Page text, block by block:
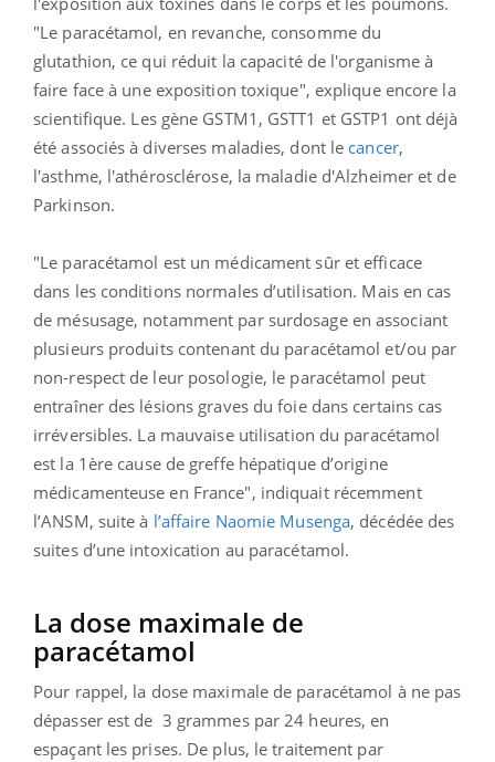
"Le paracétamol, en revanche, consomme du
glutathion, ce qui réduit la capacité de l'organisme à
faire face à une exposition toxique", explique encore la
scientifique. Les gène GSTM1, GSTT1 et GSTP1 ont déjà
été associés à diverses maladies, dont le cancer,
l'asthme, l'athérosclérose, la maladie d'Alzheimer et de
Parkinson.
"Le paracétamol est un médicament sûr et efficace
dans les conditions normales d’utilisation. Mais en cas
de mésusage, notamment par surdosage en associant
plusieurs produits contenant du paracétamol et/ou par
non-respect de leur posologie, le paracétamol peut
entraîner des lésions graves du foie dans certains cas
irréversibles. La mauvaise utilisation du paracétamol
est la 1ère cause de greffe hépatique d’origine
médicamenteuse en France", indiquait récemment
l’ANSM, suite à l’affaire Naomie Musenga, décédée des
suites d’une intoxication au paracétamol.
La dose maximale de
paracétamol
Pour rappel, la dose maximale de paracétamol à ne pas
dépasser est de 3 grammes par 24 heures, en
espaçant les prises. De plus, le traitement par